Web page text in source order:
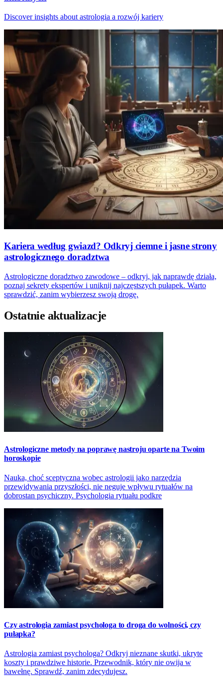
Discover insights about astrologia a rozwój kariery
Kariera według gwiazd? Odkryj ciemne i jasne strony
astrologicznego doradztwa
Astrologiczne doradztwo zawodowe – odkryj, jak naprawdę działa,
poznaj sekrety ekspertów i uniknij najczęstszych pułapek. Warto
sprawdzić, zanim wybierzesz swoją drogę.
Ostatnie aktualizacje
Astrologiczne metody na poprawę nastroju oparte na Twoim
horoskopie
Nauka, choć sceptyczna wobec astrologii jako narzędzia
przewidywania przyszłości, nie neguje wpływu rytuałów na
dobrostan psychiczny. Psychologia rytuału podkre
Czy astrologia zamiast psychologa to droga do wolności, czy
pułapka?
Astrologia zamiast psychologa? Odkryj nieznane skutki, ukryte
koszty i prawdziwe historie. Przewodnik, który nie owija w
bawełnę. Sprawdź, zanim zdecydujesz.